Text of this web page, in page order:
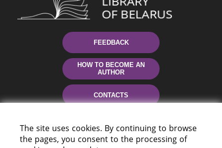
FEEDBACK
HOW TO BECOME AN
AUTHOR
CONTACTS
The site uses cookies. By continuing to browse
the pages, you consent to the processing of